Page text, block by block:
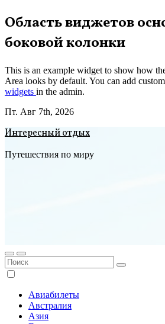
Перейти
к
содержимому
Область виджетов
боковой колонки
This is an example widget to show how
Area looks by default. You can add
widgets in the admin.
Пт. Авг 7th, 2026
Интересный отдых
Путешествия по миру
Авиабилеты
Австралия
Азия